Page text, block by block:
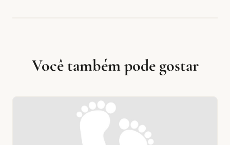
Você também pode gostar